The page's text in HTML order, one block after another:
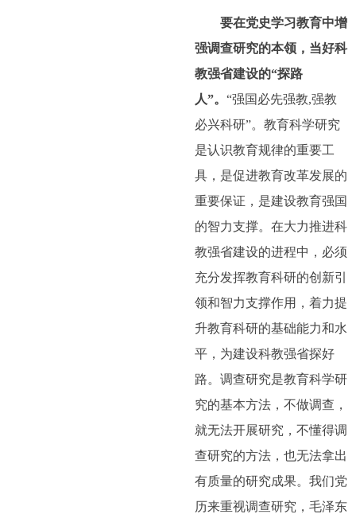
要在党史学习教育中增
强调查研究的本领，当好科
教强省建设的“探路
人”。 “强国必先强教,强教
必兴科研”。教育科学研究
是认识教育规律的重要工
具，是促进教育改革发展的
重要保证，是建设教育强国
的智力支撑。在大力推进科
教强省建设的进程中，必须
充分发挥教育科研的创新引
领和智力支撑作用，着力提
升教育科研的基础能力和水
平，为建设科教强省探好
路。调查研究是教育科学研
究的基本方法，不做调查，
就无法开展研究，不懂得调
查研究的方法，也无法拿出
有质量的研究成果。我们党
历来重视调查研究，毛泽东